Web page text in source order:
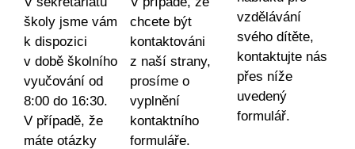
školy jsme vám
k dispozici
v době školního
vyučování od
8:00 do 16:30.
V případě, že
máte otázky
chcete být
kontaktováni
z naší strany,
prosíme o
vyplnění
kontaktního
formuláře.
vzdělávání
svého dítěte,
kontaktujte nás
přes níže
uvedený
formulář.